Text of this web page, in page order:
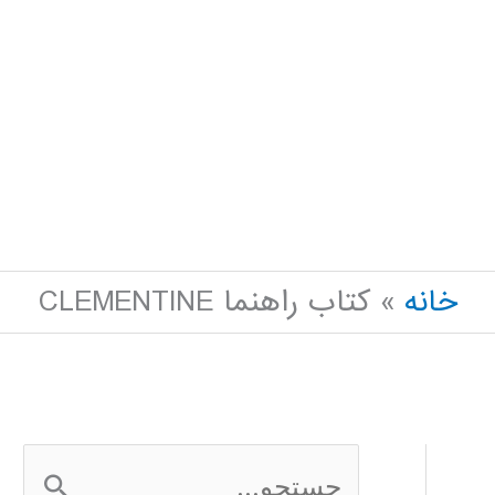
خانه
کتاب راهنما CLEMENTINE